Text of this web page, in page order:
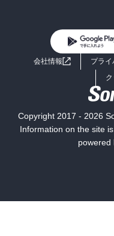
ライトノベル
ミステリー
よくあるご質問
会社情報 プラ
Copyright 2017 - 2026
Information on the site
powered